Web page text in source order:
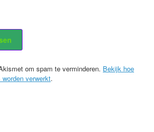
om spam te verminderen. Bekijk hoe
verwerkt.